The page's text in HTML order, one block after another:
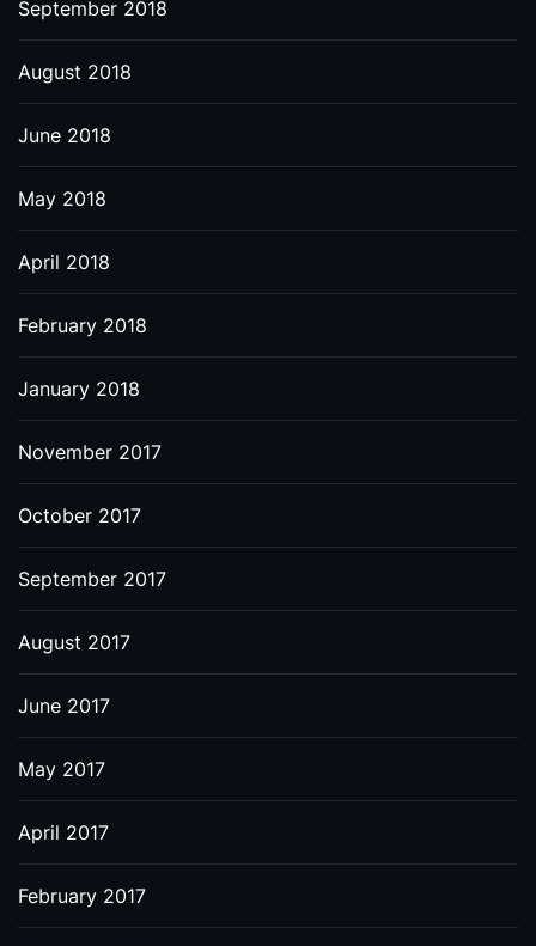
September 2018
August 2018
June 2018
May 2018
April 2018
February 2018
January 2018
November 2017
October 2017
September 2017
August 2017
June 2017
May 2017
April 2017
February 2017